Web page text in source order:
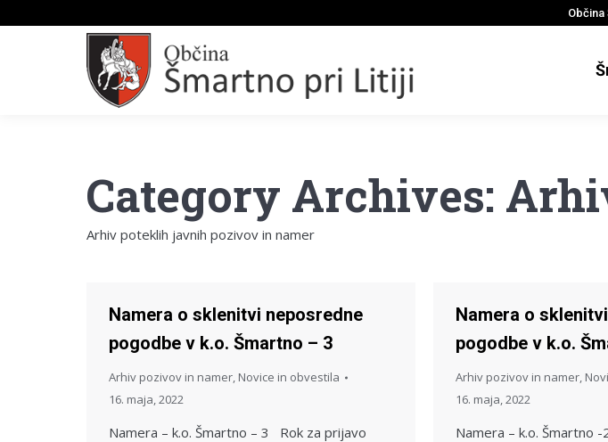
Občina
Category Archives:
Arhiv poteklih javnih pozivov in namer
Namera o sklenitvi neposredne
pogodbe v k.o. Šmartno – 3
Arhiv pozivov in namer, Novice in obvestila
16. maja, 2022
Namera – k.o. Šmartno – 3 Rok za prijavo
Namera o
pogodbe v k.o.
Arhiv pozivov in namer,
16. maja, 2022
Namera – k.o. Šmartno